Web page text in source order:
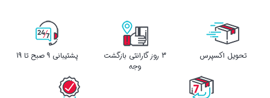
تحویل اکسپرس
3 روز گارانتی بازگشت
وجه
پشتیبانی 9 صبح تا 19